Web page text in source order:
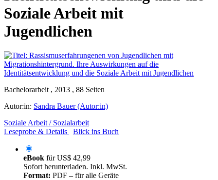
Soziale Arbeit mit
Jugendlichen
Bachelorarbeit , 2013 , 88 Seiten
Autor:in: Sandra Bauer (Autor:in)
Soziale Arbeit / Sozialarbeit
Leseprobe & Details
Blick ins Buch
eBook fürUS$ 42,99
Sofort herunterladen. Inkl. MwSt.
Format: PDF – für alle Geräte